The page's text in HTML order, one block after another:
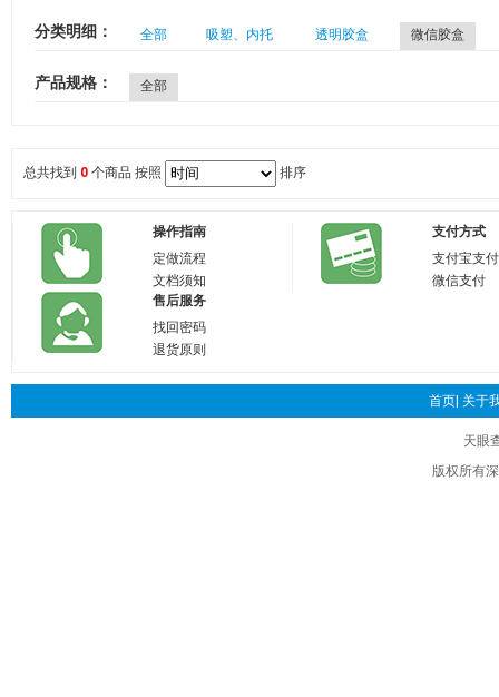
分类明细： 全部 吸塑、内托 透明胶盒 微信胶盒
产品规格： 全部
总共找到 0 个商品 按照 排序
操作指南
定做流程
文档须知
支付方式
支付宝支付
微信支付
售后服务
找回密码
退货原则
首页| 关于
天眼
版权所有